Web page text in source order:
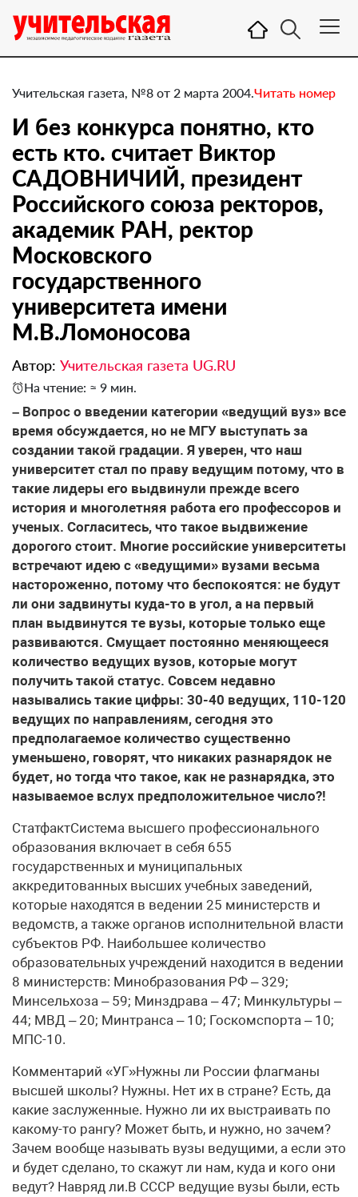
Учительская газета, №8 от 2 марта 2004.Читать номер
И без конкурса понятно, кто
есть кто. считает Виктор
САДОВНИЧИЙ, президент
Российского союза ректоров,
академик РАН, ректор
Московского
государственного
университета имени
М.В.Ломоносова
Автор: Учительская газета UG.RU
На чтение: ≈ 9 мин.
– Вопрос о введении категории «ведущий вуз» все
время обсуждается, но не МГУ выступать за
создании такой градации. Я уверен, что наш
университет стал по праву ведущим потому, что в
такие лидеры его выдвинули прежде всего
история и многолетняя работа его профессоров и
ученых. Согласитесь, что такое выдвижение
дорогого стоит. Многие российские университеты
встречают идею с «ведущими» вузами весьма
настороженно, потому что беспокоятся: не будут
ли они задвинуты куда-то в угол, а на первый
план выдвинутся те вузы, которые только еще
развиваются. Смущает постоянно меняющееся
количество ведущих вузов, которые могут
получить такой статус. Совсем недавно
назывались такие цифры: 30-40 ведущих, 110-120
ведущих по направлениям, сегодня это
предполагаемое количество существенно
уменьшено, говорят, что никаких разнарядок не
будет, но тогда что такое, как не разнарядка, это
называемое вслух предположительное число?!
СтатфактСистема высшего профессионального
образования включает в себя 655
государственных и муниципальных
аккредитованных высших учебных заведений,
которые находятся в ведении 25 министерств и
ведомств, а также органов исполнительной власти
субъектов РФ. Наибольшее количество
образовательных учреждений находится в ведении
8 министерств: Минобразования РФ – 329;
Минсельхоза – 59; Минздрава – 47; Минкультуры –
44; МВД – 20; Минтранса – 10; Госкомспорта – 10;
МПС-10.
Комментарий «УГ»Нужны ли России флагманы
высшей школы? Нужны. Нет их в стране? Есть, да
какие заслуженные. Нужно ли их выстраивать по
какому-то рангу? Может быть, и нужно, но зачем?
Зачем вообще называть вузы ведущими, а если это
и будет сделано, то скажут ли нам, куда и кого они
ведут? Навряд ли.В СССР ведущие вузы были, есть